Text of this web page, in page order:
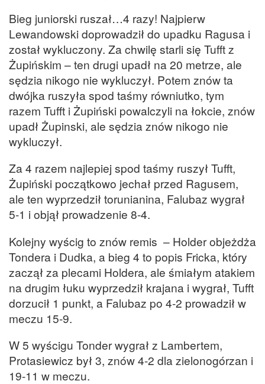
Bieg juniorski ruszał…4 razy! Najpierw
Lewandowski doprowadził do upadku Ragusa i
został wykluczony. Za chwilę starli się Tufft z
Żupińskim – ten drugi upadł na 20 metrze, ale
sędzia nikogo nie wykluczył. Potem znów ta
dwójka ruszyła spod taśmy równiutko, tym
razem Tufft i Żupiński powalczyli na łokcie, znów
upadł Żupinski, ale sędzia znów nikogo nie
wykluczył.
Za 4 razem najlepiej spod taśmy ruszył Tufft,
Żupiński początkowo jechał przed Ragusem,
ale ten wyprzedził torunianina, Falubaz wygrał
5-1 i objął prowadzenie 8-4.
Kolejny wyścig to znów remis – Holder objeżdża
Tondera i Dudka, a bieg 4 to popis Fricka, który
zaczął za plecami Holdera, ale śmiałym atakiem
na drugim łuku wyprzedził krajana i wygrał, Tufft
dorzucił 1 punkt, a Falubaz po 4-2 prowadził w
meczu 15-9.
W 5 wyścigu Tonder wygrał z Lambertem,
Protasiewicz był 3, znów 4-2 dla zielonogórzan i
19-11 w meczu.